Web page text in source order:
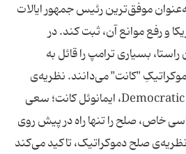
به‌عنوان موفق‌ترین رئیس جمهور ایالات
و رفع موانع آن، ثبت کند. در
بسیاری ترامپ را قائل به
"کانت" می‌دانند. نظریه‌ی
"صلح دموکراتیک" Democratic Peace، ایمانوئل کانت؛ سعی
خاص، صلح را تنها راه در پیش روی
صلح دموکراتیک، تاکید می‌کند